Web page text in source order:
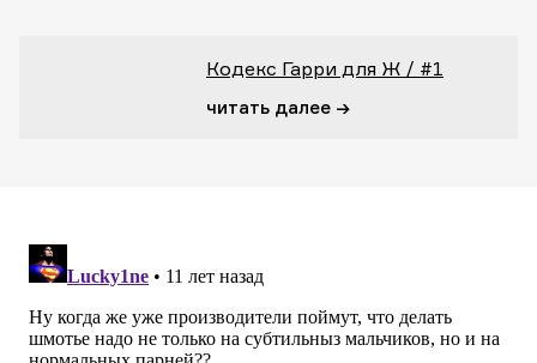
Кодекс Гарри для Ж / #1
читать далее →